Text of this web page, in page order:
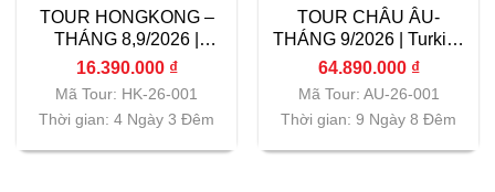
TOUR HONGKONG –
THÁNG 8,9/2026 |
Vietnam Airlines|
16.390.000 ₫
Mã Tour: HK-26-001
Thời gian: 4 Ngày 3 Đêm
TOUR CHÂU ÂU-
THÁNG 9/2026 | Turkish
Airlines| TP.HCM
64.890.000 ₫
Mã Tour: AU-26-001
Thời gian: 9 Ngày 8 Đêm